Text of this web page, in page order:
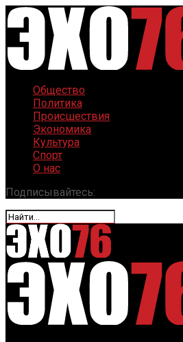
Общество
Политика
Происшествия
Экономика
Культура
Спорт
О нас
Подписывайтесь: